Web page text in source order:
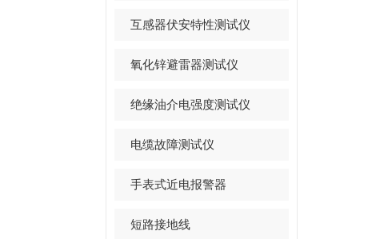
互感器伏安特性测试仪
氧化锌避雷器测试仪
绝缘油介电强度测试仪
电缆故障测试仪
手表式近电报警器
短路接地线